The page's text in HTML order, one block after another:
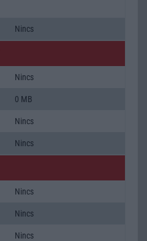
Nincs
Nincs
0 MB
Nincs
Nincs
Nincs
Nincs
Nincs